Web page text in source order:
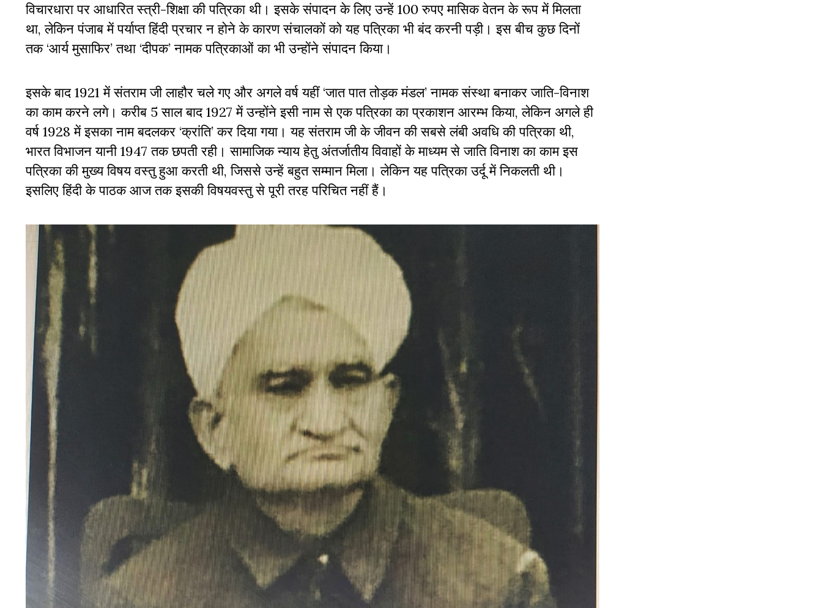
विचारधारा पर आधारित स्त्री-शिक्षा की पत्रिका थी। इसके संपादन के लिए उन्हें 100 रुपए मासिक वेतन के रूप में मिलता
था, लेकिन पंजाब में पर्याप्त हिंदी प्रचार न होने के कारण संचालकों को यह पत्रिका भी बंद करनी पड़ी। इस बीच कुछ दिनों
तक ‘आर्य मुसाफिर’ तथा ‘दीपक’ नामक पत्रिकाओं का भी उन्होंने संपादन किया।
इसके बाद 1921 में संतराम जी लाहौर चले गए और अगले वर्ष यहीं ‘जात पात तोड़क मंडल’ नामक संस्था बनाकर जाति-विनाश
का काम करने लगे। करीब 5 साल बाद 1927 में उन्होंने इसी नाम से एक पत्रिका का प्रकाशन आरम्भ किया, लेकिन अगले ही
वर्ष 1928 में इसका नाम बदलकर ‘क्रांति’ कर दिया गया। यह संतराम जी के जीवन की सबसे लंबी अवधि की पत्रिका थी,
भारत विभाजन यानी 1947 तक छपती रही। सामाजिक न्याय हेतु अंतर्जातीय विवाहों के माध्यम से जाति विनाश का काम इस
पत्रिका की मुख्य विषय वस्तु हुआ करती थी, जिससे उन्हें बहुत सम्मान मिला। लेकिन यह पत्रिका उर्दू में निकलती थी।
इसलिए हिंदी के पाठक आज तक इसकी विषयवस्तु से पूरी तरह परिचित नहीं हैं।